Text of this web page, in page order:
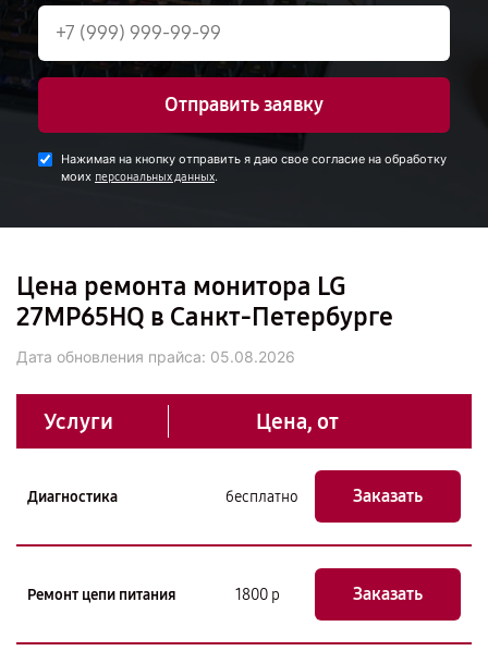
Отправить заявку
Нажимая на кнопку отправить я даю свое согласие на обработку
моих персональных данных.
Цена ремонта монитора LG
27MP65HQ в Санкт-Петербурге
Дата обновления прайса: 05.08.2026
Услуги Цена, от
Диагностика бесплатно Заказать
Ремонт цепи питания 1800 р Заказать